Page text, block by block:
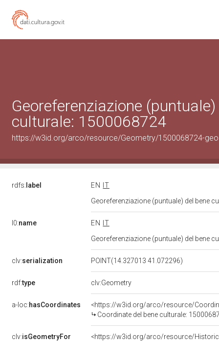
Georeferenziazione
culturale: 1500068724
https://w3id.org/arco/resource/Geometry/1500068724-
rdfs: label EN
IT
Georeferenziazione (puntuale) del bene
l0:name EN
IT
Georeferenziazione (puntuale) del bene
clv:serialization POINT(14.327013 41.072296)
rdf:type clv:Geometry
a-loc:hasCoordinates
<https://w3id.org/arco/resource/
Coordinate del bene culturale:
clv:isGeometryFor
<https://w3id.org/arco/resource/